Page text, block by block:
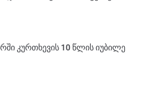
კურთხევის 10 წლის იუბილე